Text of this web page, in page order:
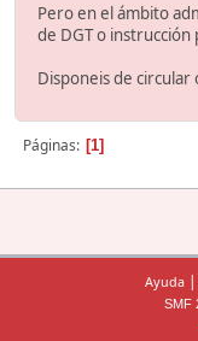
Pero en el ámbito
de DGT o
Disponeis de circular
Páginas 1
Ayuda |
SMF